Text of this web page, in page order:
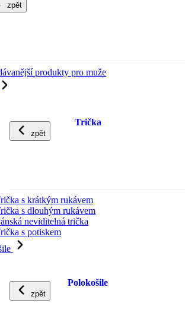
zpět
produkty pro muže
zpět
Trička
s krátkým rukávem
s dlouhým rukávem
neviditelná trička
s potiskem
zpět
Polokošile